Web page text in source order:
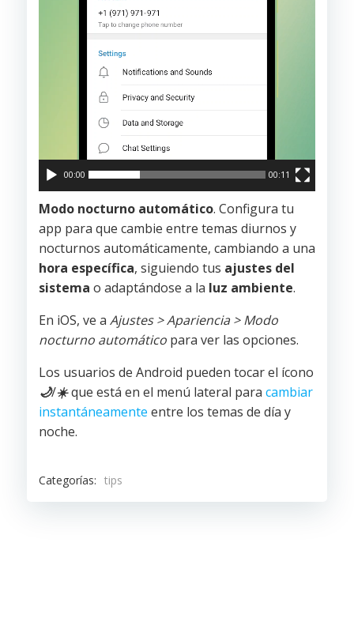
00:00 00:11
Modo nocturno automático. Configura tu
app para que cambie entre temas diurnos y
nocturnos automáticamente, cambiando a una
hora específica, siguiendo tus ajustes del
sistema o adaptándose a la luz ambiente.
En iOS, ve a Ajustes > Apariencia > Modo
nocturno automático para ver las opciones.
Los usuarios de Android pueden tocar el ícono
🌙/☀️que está en el menú lateral para cambiar
instantáneamente entre los temas de día y
noche.
Categorías: tips